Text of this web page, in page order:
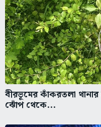
বীরভূমের কাঁকরতলা
ঝোঁপ থেকে...